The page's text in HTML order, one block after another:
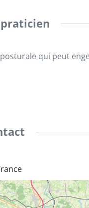
qui peut